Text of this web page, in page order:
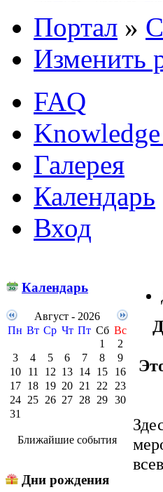
Портал »
Изменить
FAQ
Knowledge
Галерея
Календарь
Вход
Календарь
Август - 2026
Пн Вт Ср Чт Пт Сб Вс
1
2
3
4 5 6 7 8
9
10
11 12 13 14 15
16
17
18 19 20 21 22
23
24
25 26 27 28 29 30
31
Ближайшие события
Дни рождения